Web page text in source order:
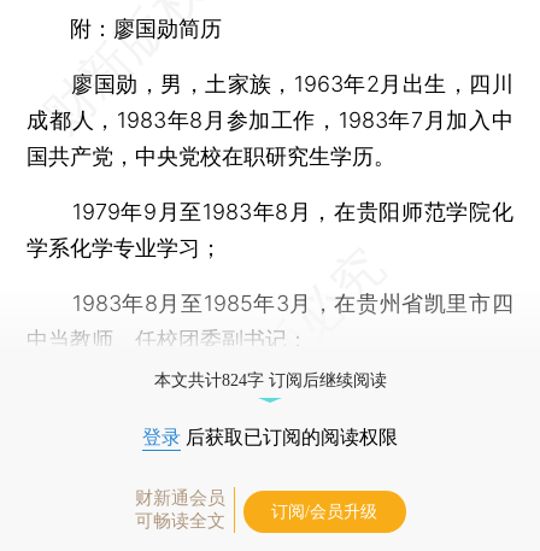
附：廖国勋简历
廖国勋，男，土家族，1963年2月出生，四川
成都人，1983年8月参加工作，1983年7月加入中
国共产党，中央党校在职研究生学历。
1979年9月至1983年8月，在贵阳师范学院化
学系化学专业学习；
1983年8月至1985年3月，在贵州省凯里市四
中当教师、任校团委副书记；
本文共计824字 订阅后继续阅读
登录 后获取已订阅的阅读权限
财新通会员
可畅读全文
订阅/会员升级